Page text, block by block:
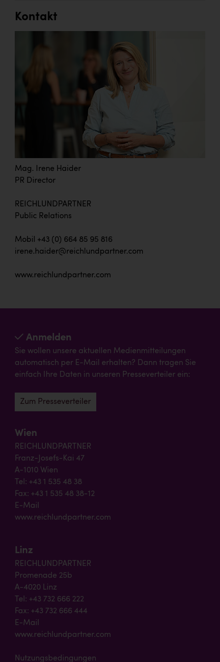
Kontakt
Mag. Irene Haider
PR Director
REICHLUNDPARTNER
Public Relations
Mobil +43 (0) 664 85 95 816
irene.haider@reichlundpartner.com
www.reichlundpartner.com
Anmelden
Sie wollen unsere aktuellen Medienmitteilungen
automatisch per E-Mail erhalten? Dann tragen Sie
einfach Ihre Daten in unseren Presseverteiler ein:
Zum Presseverteiler
Wien
REICHLUNDPARTNER
Franz-Josefs-Kai 47
A-1010 Wien
Tel: +43 1 535 48 38
Fax: +43 1 535 48 38-12
E-Mail
www.reichlundpartner.com
Linz
REICHLUNDPARTNER
Promenade 25b
A-4020 Linz
Tel: +43 732 666 222
Fax: +43 732 666 444
E-Mail
www.reichlundpartner.com
Nutzungsbedingungen